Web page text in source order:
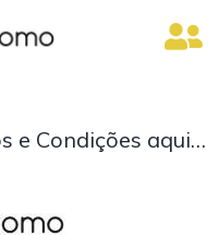
e Condições aqui…